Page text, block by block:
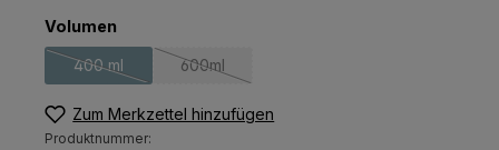
Volumen
400 ml
(Diese Option ist zurzeit nicht verfügbar.)
600ml
(Diese Option ist zurzeit nicht verfügbar.)
Zum Merkzettel hinzufügen
Produktnummer: